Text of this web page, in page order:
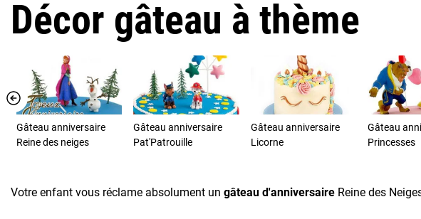
Décor gâteau à thème
Gâteau anniversaire
Reine des neiges
Gâteau anniversaire
Pat'Patrouille
Gâteau anniversaire
Licorne
Gâteau
Princesses
Votre enfant vous réclame absolument un gâteau d'anniversaire Reine des